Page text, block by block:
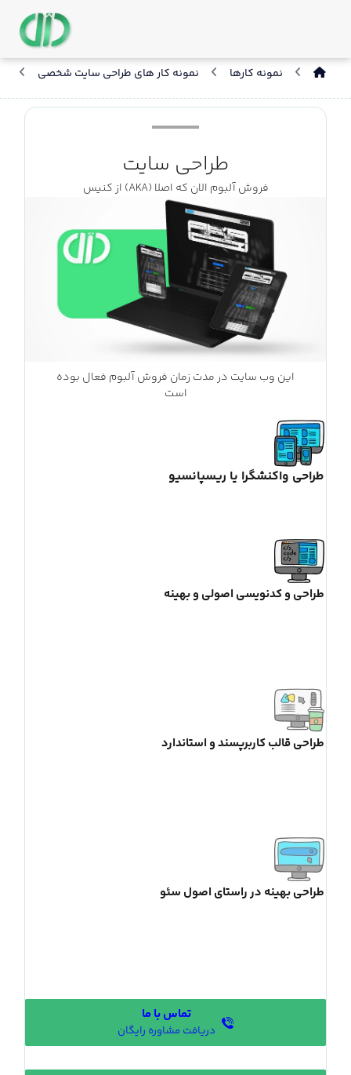
نمونه کارها نمونه کار های طراحی سایت شخصی
طراحی سایت
فروش آلبوم الان که اصلا (AKA) از کنیس
این وب سایت در مدت زمان فروش آلبوم فعال بوده
است
طراحی واکنشگرا یا ریسپانسیو
طراحی و کدنویسی اصولی و بهینه
طراحی قالب کاربرپسند و استاندارد
طراحی بهینه در راستای اصول سئو
تماس با ما
دریافت مشاوره رایگان